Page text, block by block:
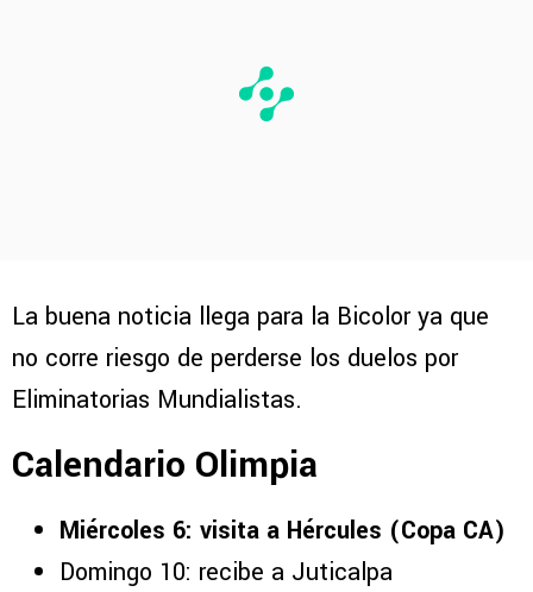
La buena noticia llega para la Bicolor ya que
no corre riesgo de perderse los duelos por
Eliminatorias Mundialistas.
Calendario Olimpia
Miércoles 6: visita a Hércules (Copa CA)
Domingo 10: recibe a Juticalpa